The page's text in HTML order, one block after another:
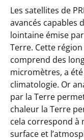
Les satellites de
avancés capables
lointaine émise
Terre. Cette
comprend des
micromètres, a
climatologie. Or
par la Terre
chaleur la Terre
cela correspond à
surface et